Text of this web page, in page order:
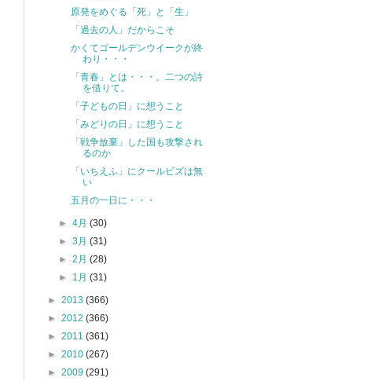
原発をめぐる「死」と「生」
「過去の人」だからこそ
かくてゴールデンウイークが終
わり・・・
「青春」とは・・・。二つの詩
を借りて。
「子どもの日」に想うこと
「みどりの日」に想うこと
「戦争放棄」した国も攻撃され
るのか
「いちえふ」にクールビズは無
い
五月の一日に・・・
►4月(30)
►3月(31)
►2月(28)
► 1月(31)
► 2013 (366)
► 2012 (366)
► 2011 (361)
► 2010 (267)
► 2009 (291)